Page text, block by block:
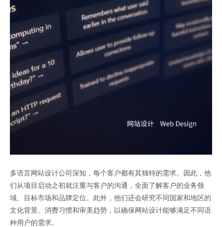
多语言网站设计公司深知，每个客户都有其独特的需求。因此，他
们从项目启动之初就注重与客户的沟通，全面了解客户的业务领
域、目标市场和品牌定位。此外，他们还会研究不同国家和地区的
文化背景、消费习惯和审美趋势，以确保网站设计能够满足不同语
种用户的需求。